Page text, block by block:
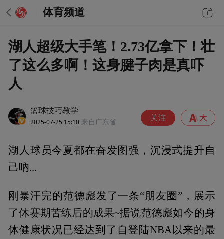
体育频道
湖人超级大手笔！2.73亿拿下！壮
了这么多啊！这身腱子肉是真吓
人
篮球技巧教学
2025-07-25 15:10 来自广东省
湖人球员今夏都在奋发图强，沉浸式提升自
己吶...
刚暴汗完的范德彪发了一条“朋友圈”，展示
了休赛期苦练后的成果~据说范德彪如今的身
体健康状况已经达到了自登陆NBA以来的最